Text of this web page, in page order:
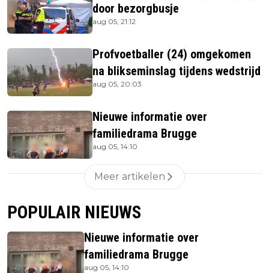
door bezorgbusje
aug 05, 21:12
Profvoetballer (24) omgekomen
na blikseminslag tijdens wedstrijd
aug 05, 20:03
Nieuwe informatie over
familiedrama Brugge
aug 05, 14:10
Meer artikelen
POPULAIR NIEUWS
Nieuwe informatie over
familiedrama Brugge
aug 05, 14:10